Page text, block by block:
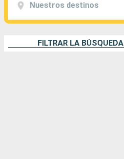
Nuestros destinos
FILTRAR LA BÚSQUEDA